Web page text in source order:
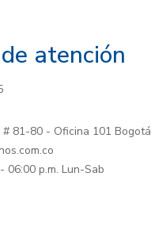
atención
# 81-80 - Oficina 101 Bogotá
06:00 p.m. Lun-Sab